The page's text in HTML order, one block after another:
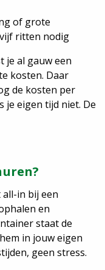
of grote
ritten nodig
je al gauw een
kosten. Daar
de kosten per
je eigen tijd niet. De
all-in bij een
en
staat de
in jouw eigen
geen stress.